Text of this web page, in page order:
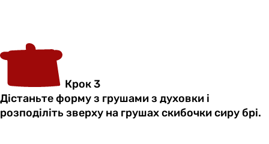
Крок 3
Дістаньте форму з грушами з духовки і
розподіліть зверху на грушах скибочки сиру брі.